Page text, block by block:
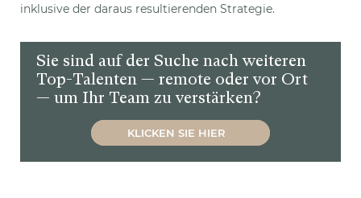
inklusive der daraus resultierenden Strategie.
Sie sind auf der Suche nach weiteren
Top-Talenten — remote oder vor Ort
— um Ihr Team zu verstärken?
KLICKEN SIE HIER